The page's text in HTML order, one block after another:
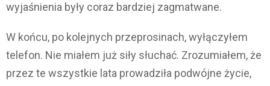
wyjaśnienia były coraz bardziej zagmatwane.
W końcu, po kolejnych przeprosinach, wyłączyłem
telefon. Nie miałem już siły słuchać. Zrozumiałem, że
przez te wszystkie lata prowadziła podwójne życie,